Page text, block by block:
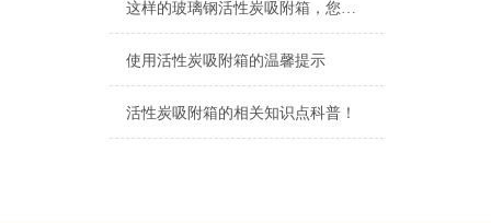
这样的玻璃钢活性炭吸附箱，您怎能错过呢
使用活性炭吸附箱的温馨提示
活性炭吸附箱的相关知识点科普！